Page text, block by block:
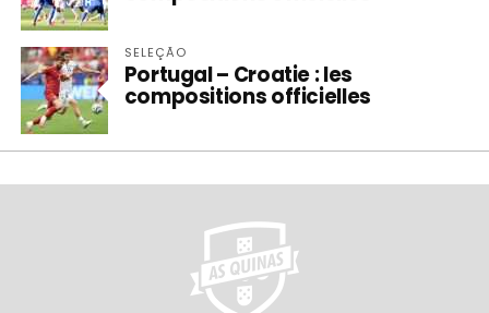
SELEÇÃO
Portugal – Croatie : les
compositions officielles